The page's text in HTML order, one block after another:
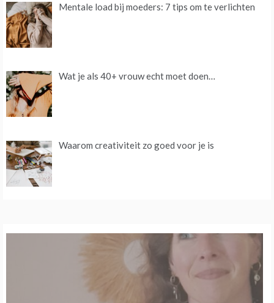
Mentale load bij moeders: 7 tips om te verlichten
Wat je als 40+ vrouw echt moet doen…
Waarom creativiteit zo goed voor je is